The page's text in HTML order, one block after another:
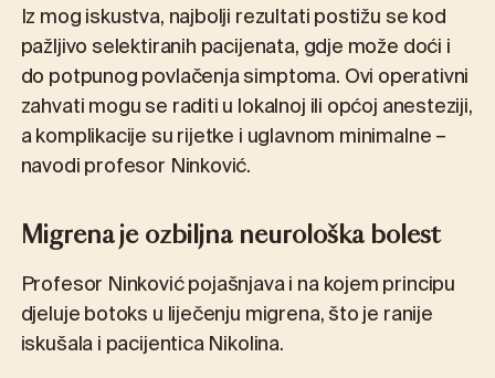
Iz mog iskustva, najbolji rezultati postižu se kod
pažljivo selektiranih pacijenata, gdje može doći i
do potpunog povlačenja simptoma. Ovi operativni
zahvati mogu se raditi u lokalnoj ili općoj anesteziji,
a komplikacije su rijetke i uglavnom minimalne –
navodi profesor Ninković.
Migrena je ozbiljna neurološka bolest
Profesor Ninković pojašnjava i na kojem principu
djeluje botoks u liječenju migrena, što je ranije
iskušala i pacijentica Nikolina.